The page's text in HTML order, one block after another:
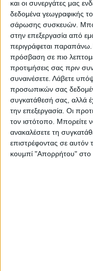
και οι συνεργάτες μας
δεδομένα γεωγραφικής
σάρωσης συσκευών.
στην επεξεργασία από
περιγράφεται παραπάνω.
πρόσβαση σε πιο
προτιμήσεις σας πριν
συναινέσετε. Λάβετε
προσωπικών σας
συγκατάθεσή σας, αλλά
την επεξεργασία. Οι
τον ιστότοπο. Μπορείτε
ανακαλέσετε τη
επιστρέφοντας σε αυτόν
κουμπί "Απορρήτου" στο
Τελευταίες
ΑΓΩΝ
Όλες οι
Πήρε και το Κύπελλο ο
Ολυμπιακός
ΟΦΗ (2-0)